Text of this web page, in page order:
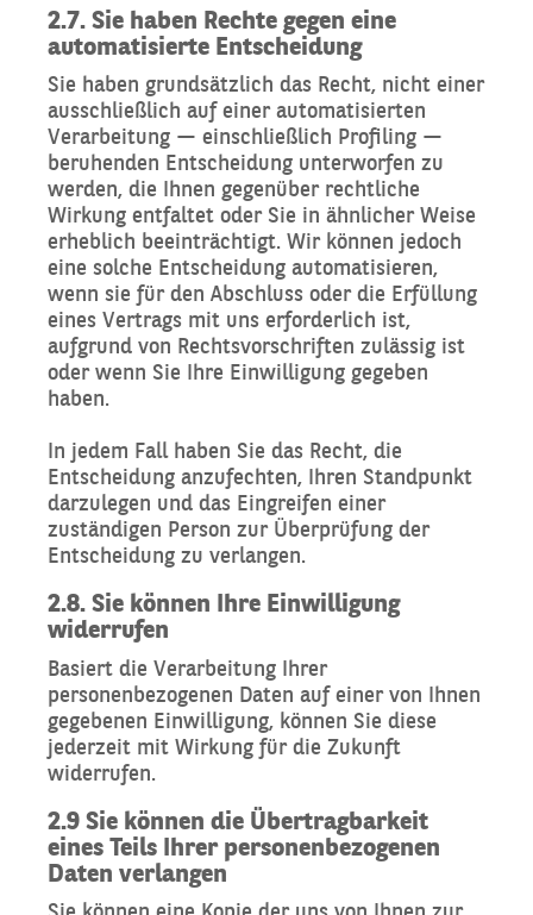
2.7. Sie haben Rechte gegen eine
automatisierte Entscheidung
Sie haben grundsätzlich das Recht, nicht einer
ausschließlich auf einer automatisierten
Verarbeitung — einschließlich Profiling —
beruhenden Entscheidung unterworfen zu
werden, die Ihnen gegenüber rechtliche
Wirkung entfaltet oder Sie in ähnlicher Weise
erheblich beeinträchtigt. Wir können jedoch
eine solche Entscheidung automatisieren,
wenn sie für den Abschluss oder die Erfüllung
eines Vertrags mit uns erforderlich ist,
aufgrund von Rechtsvorschriften zulässig ist
oder wenn Sie Ihre Einwilligung gegeben
haben.
In jedem Fall haben Sie das Recht, die
Entscheidung anzufechten, Ihren Standpunkt
darzulegen und das Eingreifen einer
zuständigen Person zur Überprüfung der
Entscheidung zu verlangen.
2.8. Sie können Ihre Einwilligung
widerrufen
Basiert die Verarbeitung Ihrer
personenbezogenen Daten auf einer von Ihnen
gegebenen Einwilligung, können Sie diese
jederzeit mit Wirkung für die Zukunft
widerrufen.
2.9 Sie können die Übertragbarkeit
eines Teils Ihrer personenbezogenen
Daten verlangen